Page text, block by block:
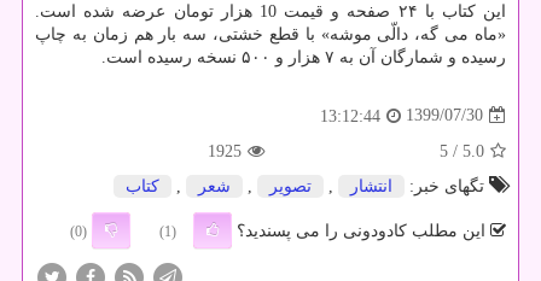
این کتاب با ۲۴ صفحه و قیمت 10 هزار تومان عرضه شده است.
«ماه می گه، دالّی موشه» با قطع خشتی، سه بار هم زمان به چاپ
رسیده و شمارگان آن به ۷ هزار و ۵۰۰ نسخه رسیده است.
1399/07/30
13:12:44
5.0
/ 5
1925
تگهای خبر:
انتشار , تصویر , شعر , كتاب
این مطلب کادودونی را می پسندید؟ (1)
(0)